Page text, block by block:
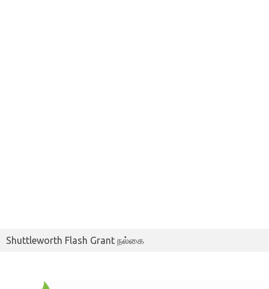
Shuttleworth Flash Grant நல்கை